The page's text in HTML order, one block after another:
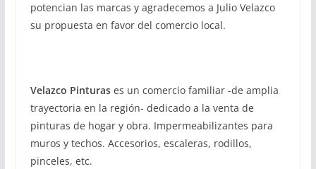
potencian las marcas y agradecemos a Julio Velazco
su propuesta en favor del comercio local.
Velazco Pinturases un comercio familiar -de amplia
trayectoria en la región- dedicado a la venta de
pinturas de hogar y obra. Impermeabilizantes para
muros y techos. Accesorios, escaleras, rodillos,
pinceles, etc.